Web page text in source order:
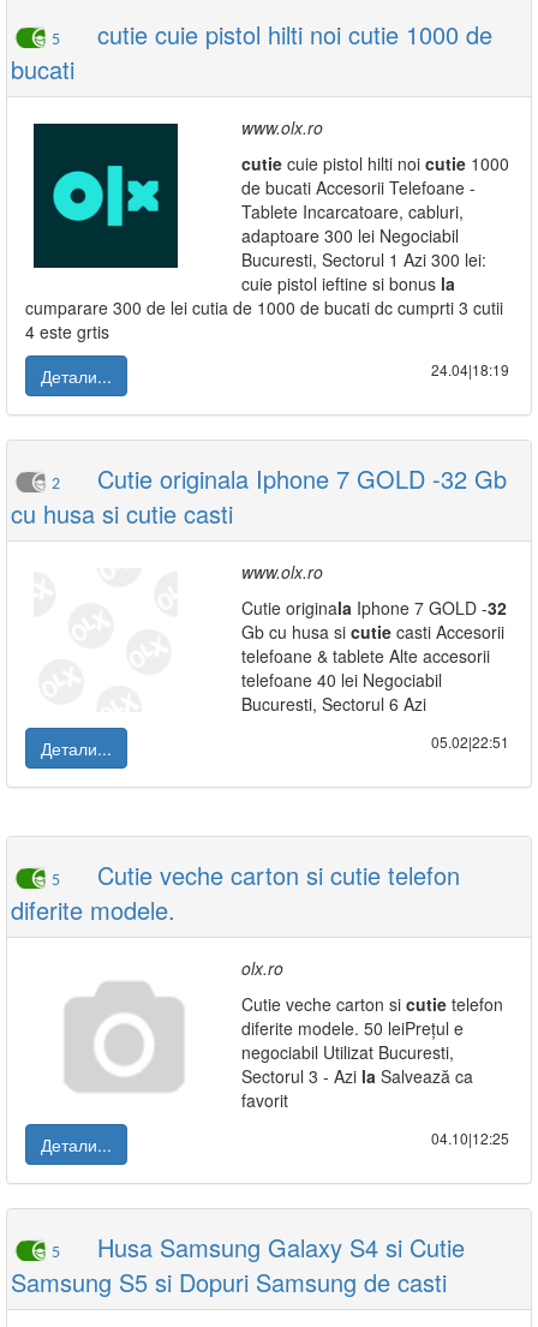
5
cutie cuie pistol hilti noi cutie 1000 de
bucati
www.olx.ro
cutie cuie pistol hilti noi cutie 1000
de bucati Accesorii Telefoane -
Tablete Incarcatoare, cabluri,
adaptoare 300 lei Negociabil
Bucuresti, Sectorul 1 Azi 300 lei:
cuie pistol ieftine si bonus la
cumparare 300 de lei cutia de 1000 de bucati dc cumprti 3 cutii
4 este grtis
Детали...
24.04|18:19
2
Cutie originala Iphone 7 GOLD -32 Gb
cu husa si cutie casti
www.olx.ro
Cutie originala Iphone 7 GOLD -32
Gb cu husa si cutie casti Accesorii
telefoane & tablete Alte accesorii
telefoane 40 lei Negociabil
Bucuresti, Sectorul 6 Azi
Детали...
05.02|22:51
5
Cutie veche carton si cutie telefon
diferite modele.
olx.ro
Cutie veche carton si cutie telefon
diferite modele. 50 leiPrețul e
negociabil Utilizat Bucuresti,
Sectorul 3 - Azi la Salvează ca
favorit
Детали...
04.10|12:25
5
Husa Samsung Galaxy S4 si Cutie
Samsung S5 si Dopuri Samsung de casti